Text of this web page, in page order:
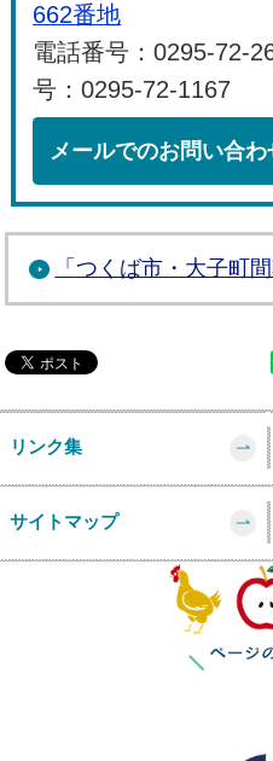
662番地
電話番号：0295-72-
号：0295-72-1167
メールでのお問い合わ
「つくば市・大子町
リンク集
サイトマップ